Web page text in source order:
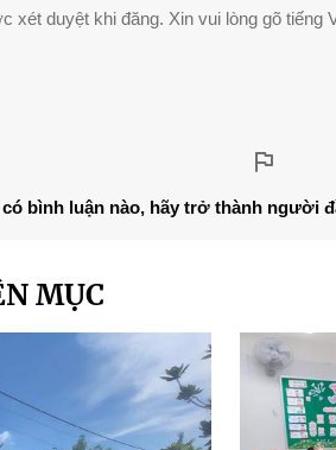
xét duyệt khi đăng. Xin vui lòng gõ tiếng
bình luận nào, hãy trở thành người
MỤC